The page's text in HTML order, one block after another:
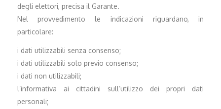
degli elettori, precisa il Garante.
Nel provvedimento le indicazioni riguardano, in
particolare:
i dati utilizzabili senza consenso;
i dati utilizzabili solo previo consenso;
i dati non utilizzabili;
l’informativa ai cittadini sull’utilizzo dei propri dati
personali;